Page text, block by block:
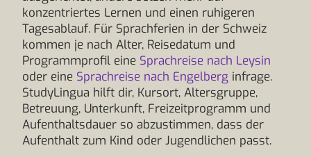
konzentriertes Lernen und einen ruhigeren
Tagesablauf. Für Sprachferien in der Schweiz
kommen je nach Alter, Reisedatum und
Programmprofil eine Sprachreise nach Leysin
oder eine Sprachreise nach Engelberg infrage.
StudyLingua hilft dir, Kursort, Altersgruppe,
Betreuung, Unterkunft, Freizeitprogramm und
Aufenthaltsdauer so abzustimmen, dass der
Aufenthalt zum Kind oder Jugendlichen passt.